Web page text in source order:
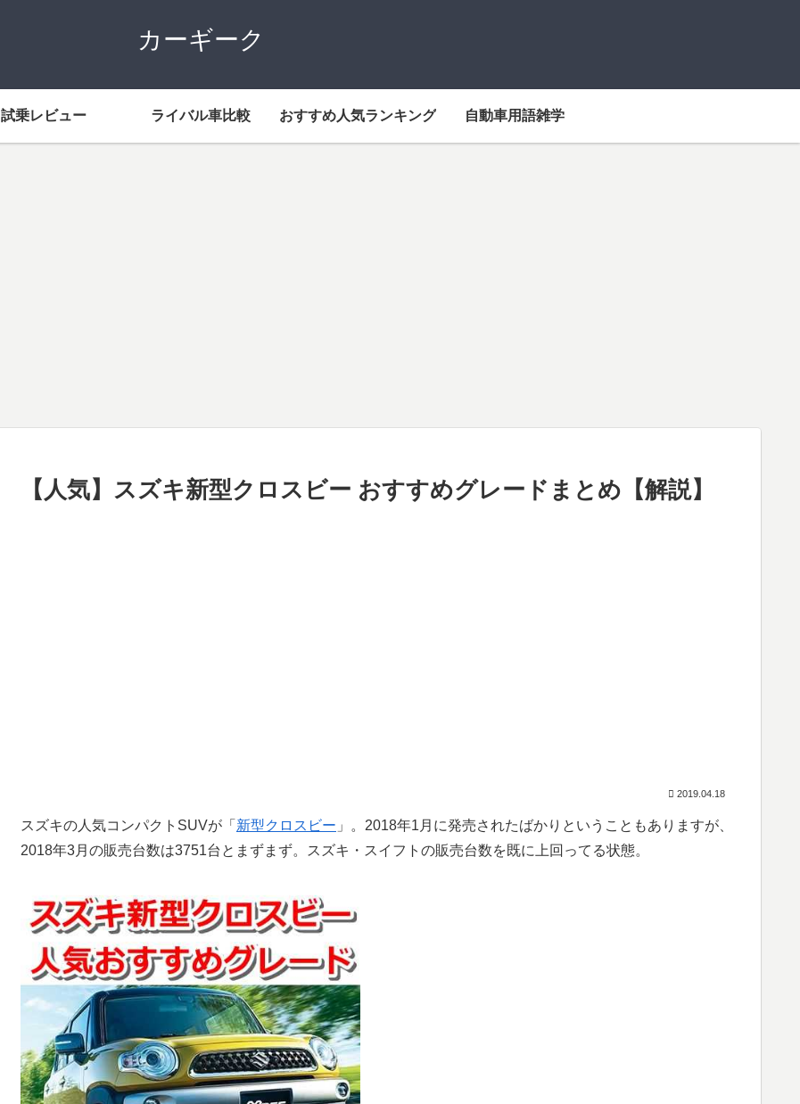
カーギーク
試乗レビュー ライバル車比較 おすすめ人気ランキング 自動車用語雑学
【人気】スズキ新型クロスビー おすすめグレードまとめ【解説】
2019.04.18
スズキの人気コンパクトSUVが「 新型クロスビー 」。2018年1月に発売されたばかりということもありますが、
2018年3月の販売台数は3751台とまずまず。スズキ・スイフトの販売台数を既に上回ってる状態。